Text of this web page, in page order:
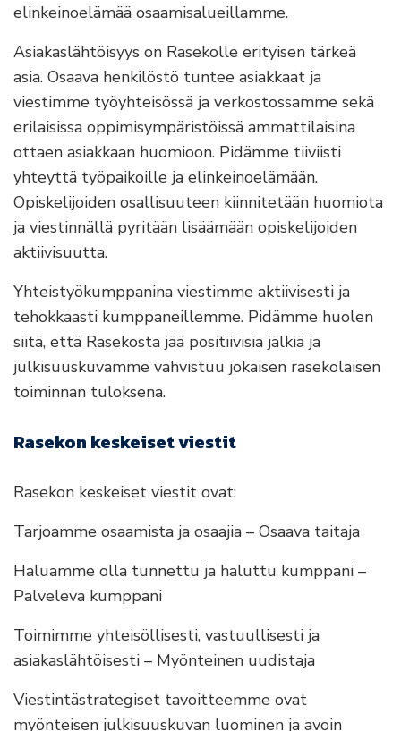
elinkeinoelämää osaamisalueillamme.
Asiakaslähtöisyys on Rasekolle erityisen tärkeä
asia. Osaava henkilöstö tuntee asiakkaat ja
viestimme työyhteisössä ja verkostossamme sekä
erilaisissa oppimisympäristöissä ammattilaisina
ottaen asiakkaan huomioon. Pidämme tiiviisti
yhteyttä työpaikoille ja elinkeinoelämään.
Opiskelijoiden osallisuuteen kiinnitetään huomiota
ja viestinnällä pyritään lisäämään opiskelijoiden
aktiivisuutta.
Yhteistyökumppanina viestimme aktiivisesti ja
tehokkaasti kumppaneillemme. Pidämme huolen
siitä, että Rasekosta jää positiivisia jälkiä ja
julkisuuskuvamme vahvistuu jokaisen rasekolaisen
toiminnan tuloksena.
Rasekon keskeiset viestit
Rasekon keskeiset viestit ovat:
Tarjoamme osaamista ja osaajia – Osaava taitaja
Haluamme olla tunnettu ja haluttu kumppani –
Palveleva kumppani
Toimimme yhteisöllisesti, vastuullisesti ja
asiakaslähtöisesti – Myönteinen uudistaja
Viestintästrategiset tavoitteemme ovat
myönteisen julkisuuskuvan luominen ja avoin